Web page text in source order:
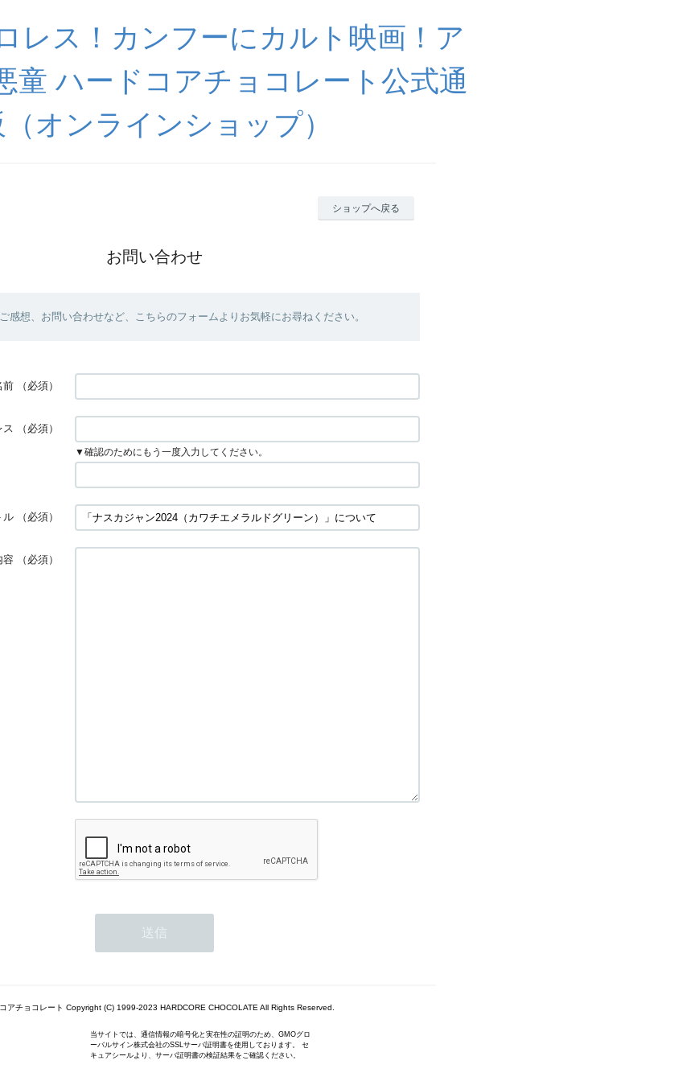
レス！カンフーにカルト映画！ア
童 ハードコアチョコレート公式通
（オンラインショップ）
ショップへ戻る
お問い合わせ
感想、お問い合わせなど、こちらのフォームよりお気軽にお尋ねください。
前 （必須）
ス （必須）
▼確認のためにもう一度入力してください。
ル （必須）
容 （必須）
アチョコレート Copyright (C) 1999-2023 HARDCORE CHOCOLATE All Rights Reserved.
当サイトでは、通信情報の暗号化と実在性の証明のため、GMOグロ
ーバルサイン株式会社のSSLサーバ証明書を使用しております。 セ
キュアシールより、サーバ証明書の検証結果をご確認ください。